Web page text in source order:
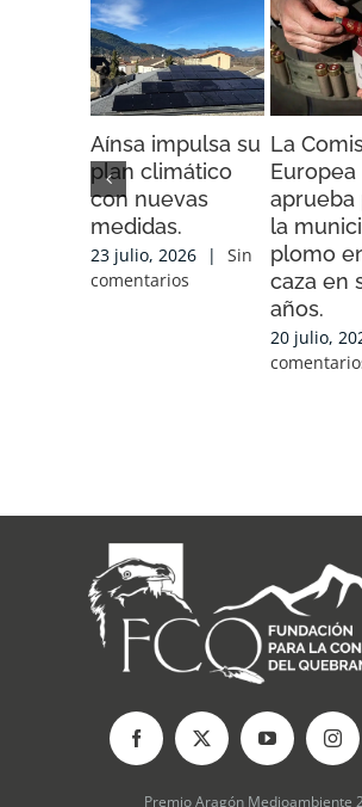
Aínsa impulsa su
plan climático
con nuevas
medidas.
23 julio, 2026 |
Sin
comentarios
La
Europea
aprueba
la
plomo
caza en
años.
20 julio,
Premio Aragón Medioambiente